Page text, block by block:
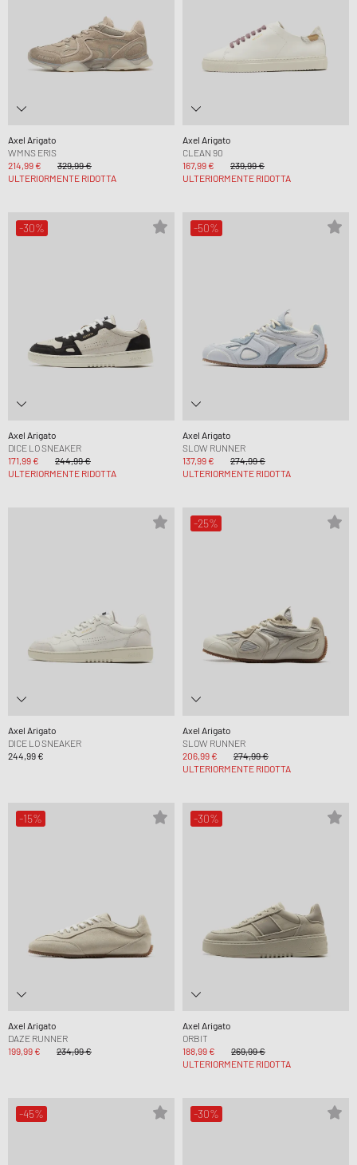
Axel Arigato
WMNS ERIS
214,99 €
329,99 €
ULTERIORMENTE RIDOTTA
Axel Arigato
CLEAN 90
167,99 €
239,99 €
ULTERIORMENTE RIDOTTA
-30%
Axel Arigato
DICE LO SNEAKER
171,99 €
244,99 €
ULTERIORMENTE RIDOTTA
-50%
Axel Arigato
SLOW RUNNER
137,99 €
274,99 €
ULTERIORMENTE RIDOTTA
Axel Arigato
DICE LO SNEAKER
244,99 €
-25%
Axel Arigato
SLOW RUNNER
206,99 €
274,99 €
ULTERIORMENTE RIDOTTA
-15%
Axel Arigato
DAZE RUNNER
199,99 €
234,99 €
-30%
Axel Arigato
ORBIT
188,99 €
269,99 €
ULTERIORMENTE RIDOTTA
-45% -30%